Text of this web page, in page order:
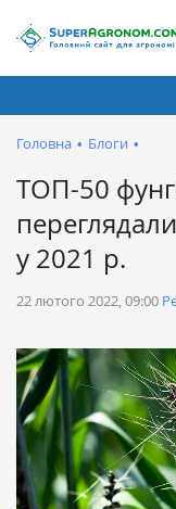
Головна • Блоги •
ТОП-50
у 2021 р.
22 лютого 2022, 09:00